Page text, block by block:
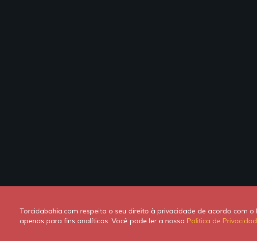
Torcidabahia.com respeita o seu direito à privacidade de acordo com
apenas para fins analíticos. Você pode ler a nossa Politica de